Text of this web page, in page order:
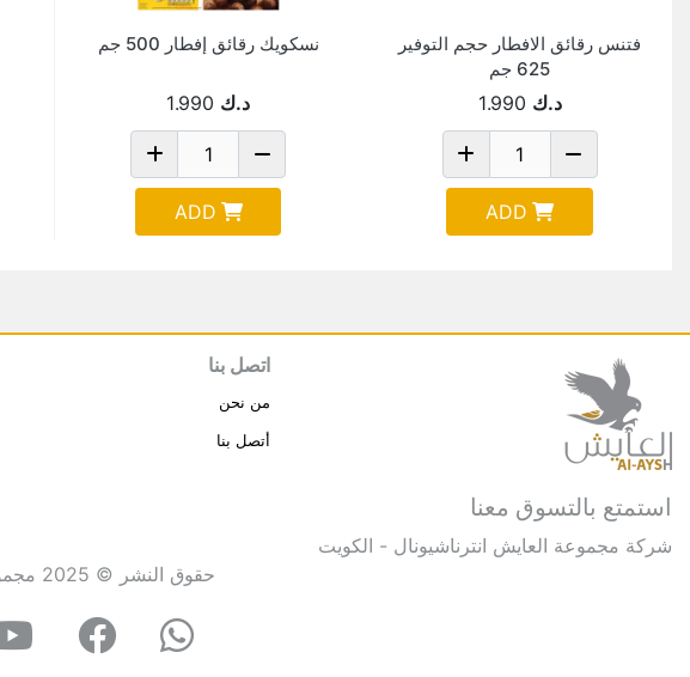
فتنس رقائق الافطار حجم التوفير
625 جم
د.ك 1.990
ADD
نسكويك رقائق إفطار 500 جم
د.ك 1.990
ADD
استمتع بالتسوق معنا
شركة مجموعة العايش انترناشيونال - الكويت
اتصل بنا
من نحن
أتصل بنا
حقوق النشر © 2025 مجموعة العايش انترناشيونال . كل الحقوق محفوظة.